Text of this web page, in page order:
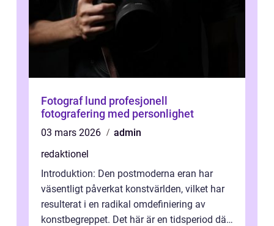
Fotograf lund profesjonell
fotografering med personlighet
03 mars 2026
admin
redaktionel
Introduktion: Den postmoderna eran har
väsentligt påverkat konstvärlden, vilket har
resulterat i en radikal omdefiniering av
konstbegreppet. Det här är en tidsperiod där